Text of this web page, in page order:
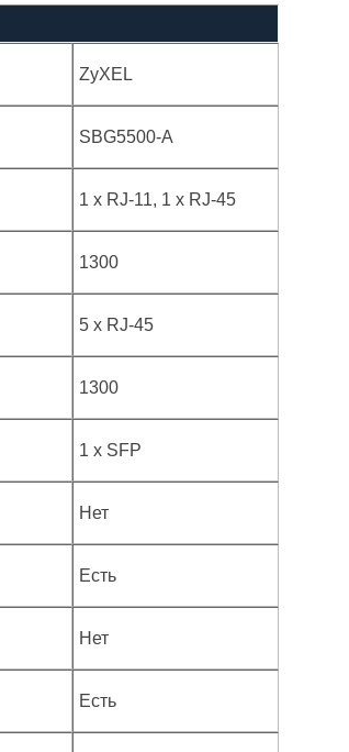
ZyXEL
SBG5500-A
1 x RJ-11, 1 x RJ-45
1300
5 x RJ-45
1300
1 х SFP
Нет
Есть
Нет
Есть